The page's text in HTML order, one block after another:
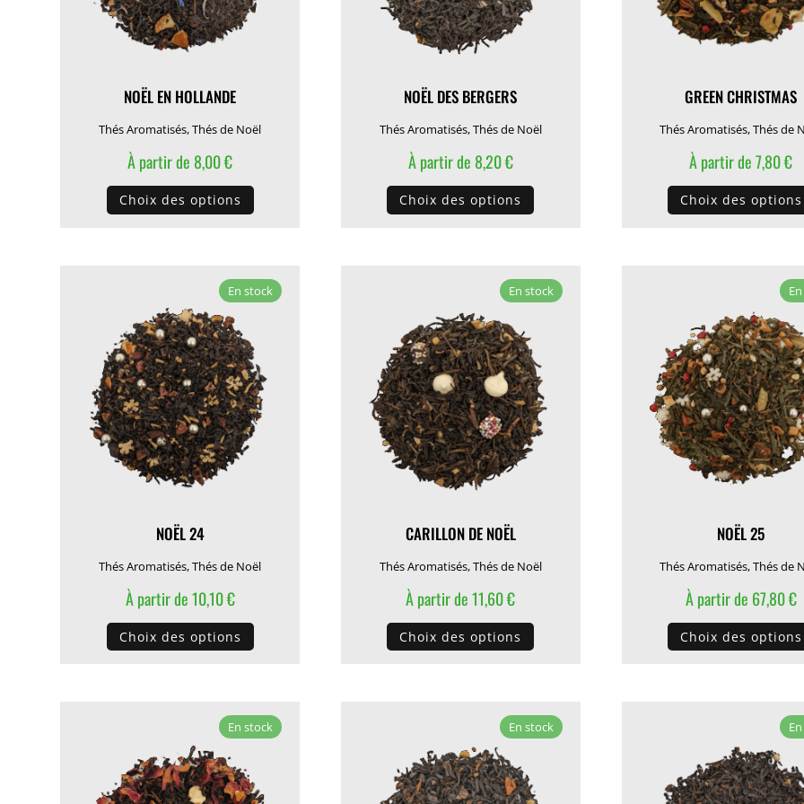
NOËL EN HOLLANDE
Thés Aromatisés,Thés de Noël
À partir de 8,00€
Choix des options
Ce
produit
variations.
Les
peuvent
être
choisies
sur
la
NOËL DES BERGERS
Thés Aromatisés,Thés de Noël
À partir de 8,20€
Choix des options
Ce
produit
variations.
Les
être
choisies
sur
la
GREEN CHRISTMAS
Thés Aromatisés,Thés de
À partir de7,80€
Choix des options
En stock
NOËL 24
Thés Aromatisés,Thés de Noël
À partir de10,10€
Choix des options
Ce
produit
variations.
Les
peuvent
En stock
CARILLON DE NOËL
Thés Aromatisés,Thés de Noël
À partir de11,60€
Choix des options
produit
variations.
Les
NOËL 25
Thés Aromatisés,Thés de
À partir de 67,80€
Choix des options
En stock En stock